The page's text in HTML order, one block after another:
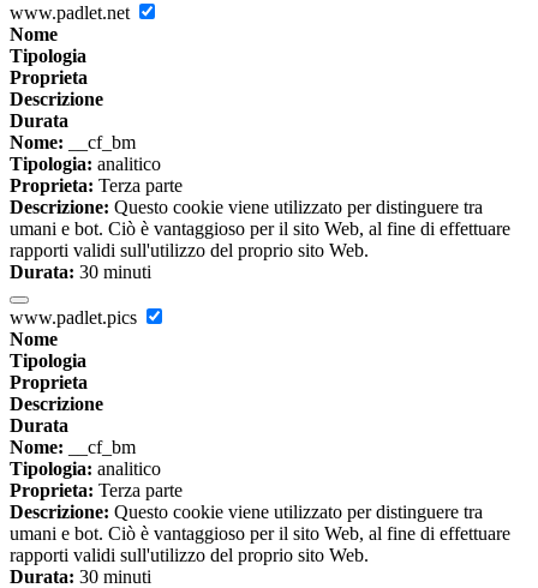
www.padlet.net
Nome
Tipologia
Proprieta
Descrizione
Durata
Nome: __cf_bm
Tipologia: analitico
Proprieta: Terza parte
Descrizione: Questo cookie viene utilizzato per distinguere tra
umani e bot. Ciò è vantaggioso per il sito Web, al fine di effettuare
rapporti validi sull'utilizzo del proprio sito Web.
Durata: 30 minuti
www.padlet.pics
Nome
Tipologia
Proprieta
Descrizione
Durata
Nome: __cf_bm
Tipologia: analitico
Proprieta: Terza parte
Descrizione: Questo cookie viene utilizzato per distinguere tra
umani e bot. Ciò è vantaggioso per il sito Web, al fine di effettuare
rapporti validi sull'utilizzo del proprio sito Web.
Durata: 30 minuti